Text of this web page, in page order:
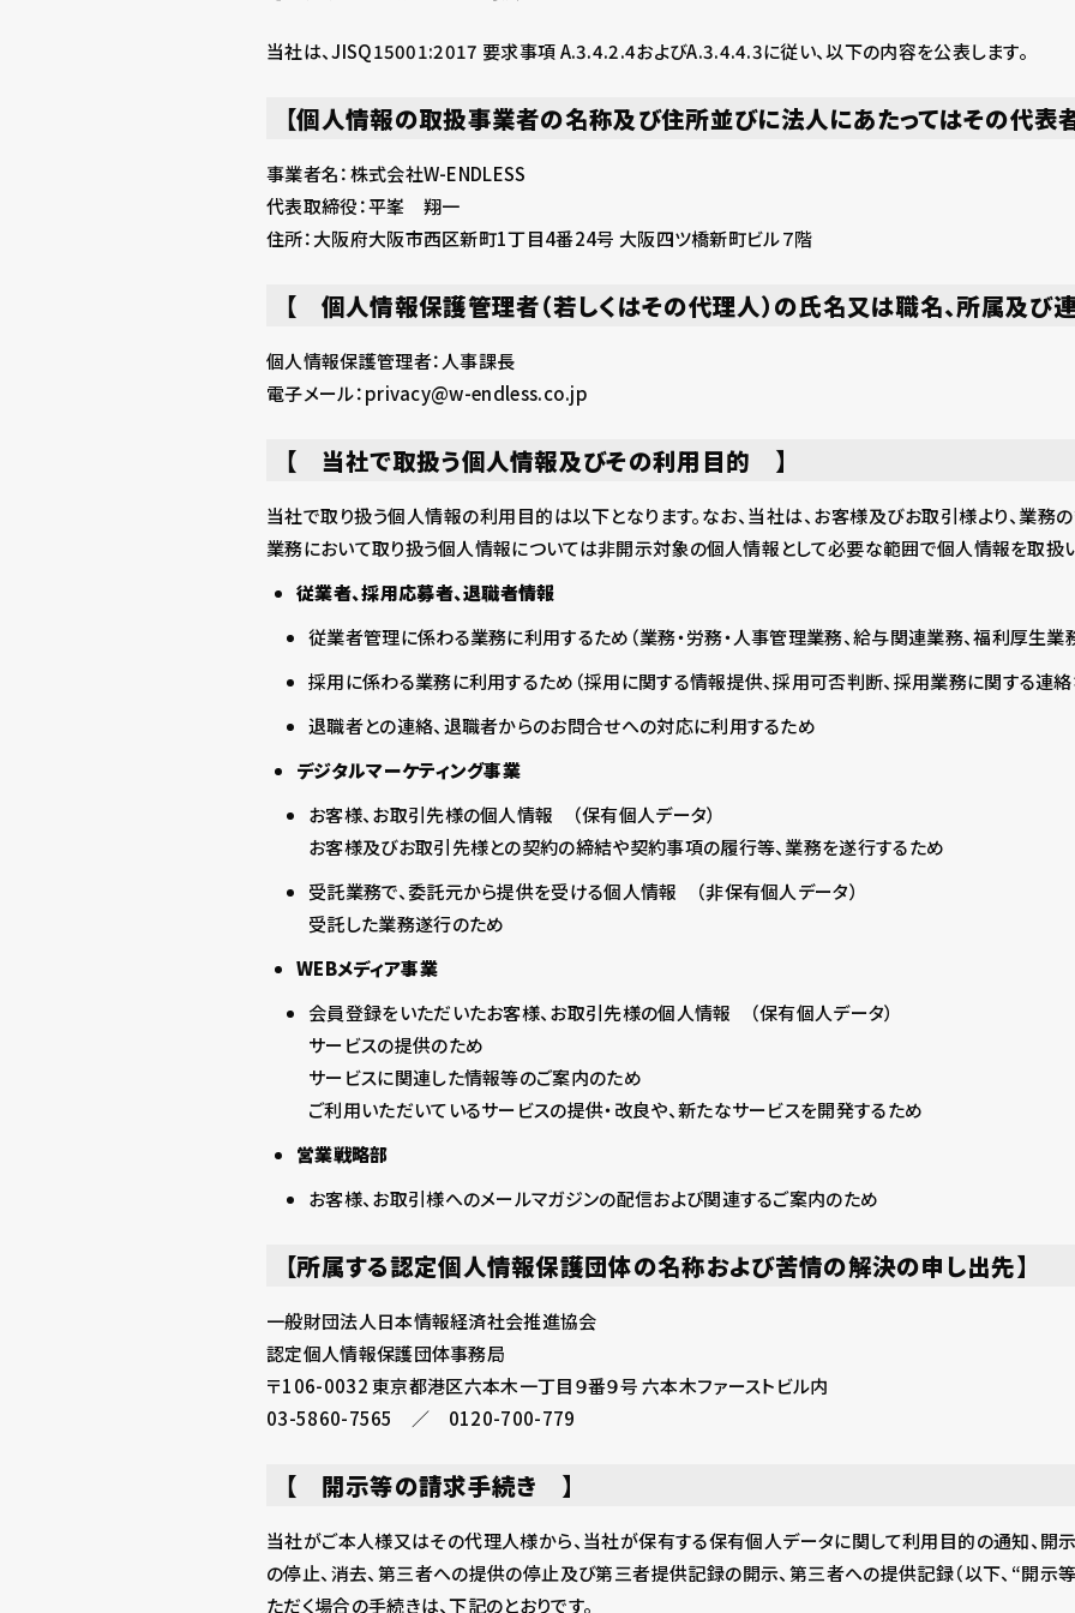
当社は、JISQ15001:2017 要求事項 A.3.4.2.4およびA.3.4.4.3に従い、以下の内容を公表します。
【個人情報の取扱事業者の名称及び住所並びに法人にあたってはその代表
事業者名：株式会社W-ENDLESS
代表取締役：平峯 翔一
住所：大阪府大阪市西区新町1丁目4番24号 大阪四ツ橋新町ビル７階
【 個人情報保護管理者（若しくはその代理人）の氏名又は職名、所属及び
個人情報保護管理者：人事課長
電子メール：privacy@w-endless.co.jp
【 当社で取扱う個人情報及びその利用目的 】
当社で取り扱う個人情報の利用目的は以下となります。なお、当社は、お客様及びお取引様より、業務
業務において取り扱う個人情報については非開示対象の個人情報として必要な範囲で個人情報を取扱
従業者、採用応募者、退職者情報
従業者管理に係わる業務に利用するため（業務・労務・人事管理業務、給与関連業務、福利厚生業
採用に係わる業務に利用するため（採用に関する情報提供、採用可否判断、採用業務に関する連絡
退職者との連絡、退職者からのお問合せへの対応に利用するため
デジタルマーケティング事業
お客様、お取引先様の個人情報 （保有個人データ）
お客様及びお取引先様との契約の締結や契約事項の履行等、業務を遂行するため
受託業務で、委託元から提供を受ける個人情報 （非保有個人データ）
受託した業務遂行のため
WEBメディア事業
会員登録をいただいたお客様、お取引先様の個人情報 （保有個人データ）
サービスの提供のため
サービスに関連した情報等のご案内のため
ご利用いただいているサービスの提供・改良や、新たなサービスを開発するため
営業戦略部
お客様、お取引様へのメールマガジンの配信および関連するご案内のため
【所属する認定個人情報保護団体の名称および苦情の解決の申し出先】
一般財団法人日本情報経済社会推進協会
認定個人情報保護団体事務局
〒106-0032 東京都港区六本木一丁目９番９号 六本木ファーストビル内
03-5860-7565 ／ 0120-700-779
【 開示等の請求手続き 】
当社がご本人様又はその代理人様から、当社が保有する保有個人データに関して利用目的の通知、開
の停止、消去、第三者への提供の停止及び第三者提供記録の開示、第三者への提供記録（以下、“開示等
ただく場合の手続きは、下記のとおりです。